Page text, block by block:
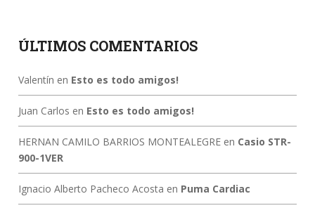
ÚLTIMOS COMENTARIOS
Valentín en Esto es todo amigos!
Juan Carlos en Esto es todo amigos!
HERNAN CAMILO BARRIOS MONTEALEGREen Casio STR-
900-1VER
Ignacio Alberto Pacheco Acosta en Puma Cardiac